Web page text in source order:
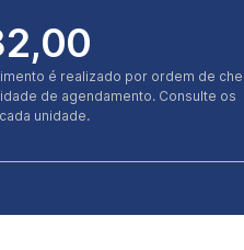
é realizado por ordem de
de agendamento. Consulte os
unidade.